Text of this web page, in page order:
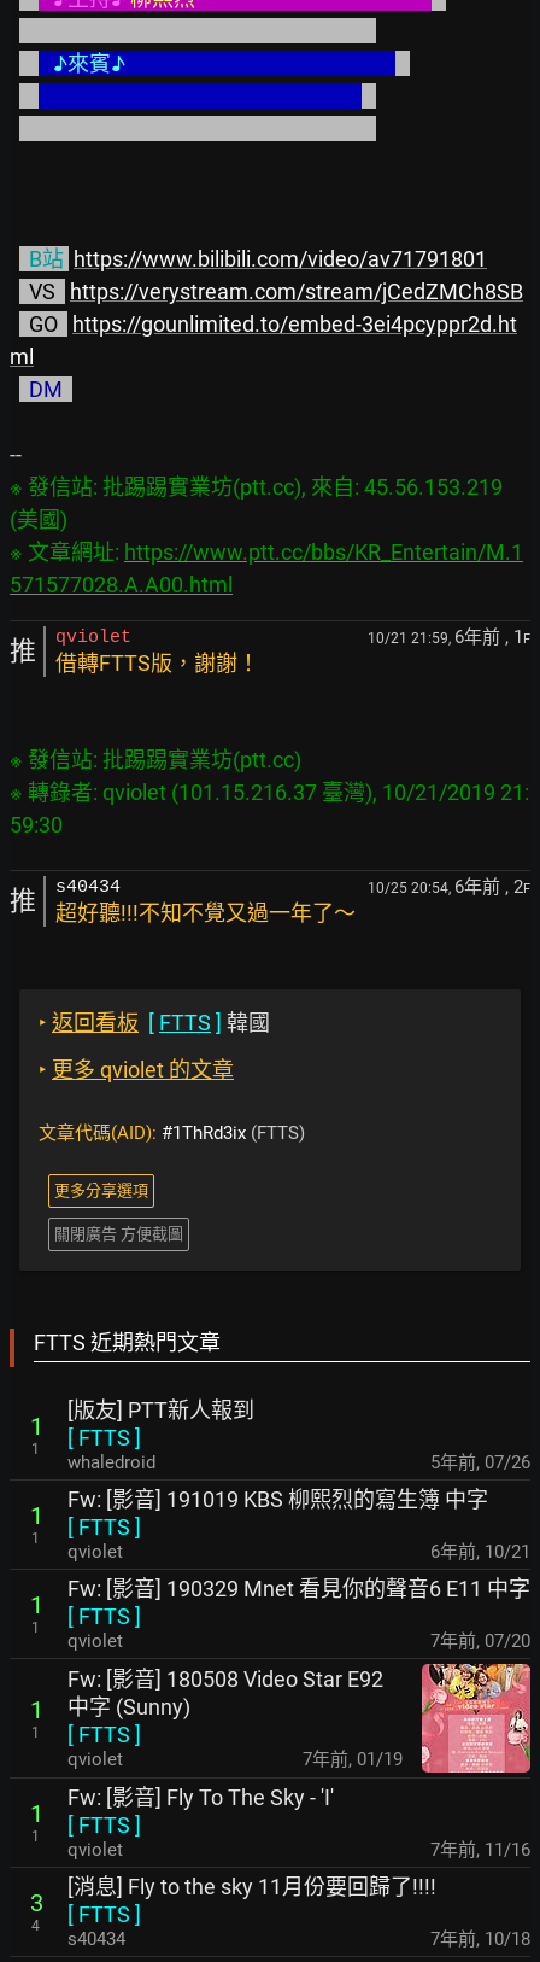
♪來賓♪
  B站
https://www.bilibili.com/video/av71791801
  VS
https://verystream.com/stream/jCedZMCh8SB
GO
https://gounlimited.to/embed-3ei4pcyppr2d.ht
ml
  DM
※ 發信站: 批踢踢實業坊(ptt.cc), 來自: 45.56.153.219
(美國)
※ 文章網址: https://www.ptt.cc/bbs/KR_Entertain/M.1
571577028.A.A00.html
推 qviolet 10/21 21:59, 6年前 , 1 F
借轉FTTS版，謝謝！
※ 發信站: 批踢踢實業坊(ptt.cc)
※ 轉錄者: qviolet (101.15.216.37 臺灣), 10/21/2019 21:
推 s40434 10/25 20:54, 6年前 , 2F
超好聽!!!不知不覺又過一年了～
‣ 返回看板 [ FTTS ] 韓國
‣ 更多 qviolet 的文章
文章代碼(AID): #1ThRd3ix (FTTS)
更多分享選項
關閉廣告 方便截圖
FTTS 近期熱門文章
1
1
[版友] PTT新人報到
[ FTTS ]
whaledroid 5年前, 07/26
1
1
Fw: [影音] 191019 KBS 柳熙烈的寫生簿 中字
[ FTTS ]
qviolet 6年前, 10/21
1
1
Fw: [影音] 190329 Mnet 看見你的聲音6 E11 中字
[ FTTS ]
qviolet 7年前, 07/20
1
1
Fw: [影音] 180508 Video Star E92
中字 (Sunny)
[ FTTS ]
qviolet 7年前, 01/19
1
1
Fw: [影音] Fly To The Sky - 'I'
[ FTTS ]
qviolet 7年前, 11/16
3
4
[消息] Fly to the sky 11月份要回歸了!!!!
[ FTTS ]
s40434 7年前, 10/18